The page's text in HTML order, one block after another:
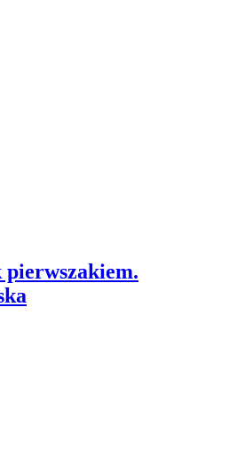
pierwszakiem.